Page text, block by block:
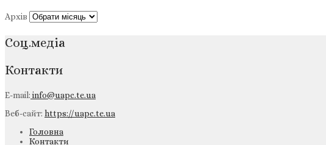
Архів
Соц.медіа
Контакти
E-mail:info@uapc.te.ua
Веб-сайт: https://uapc.te.ua
Головна
Контакти